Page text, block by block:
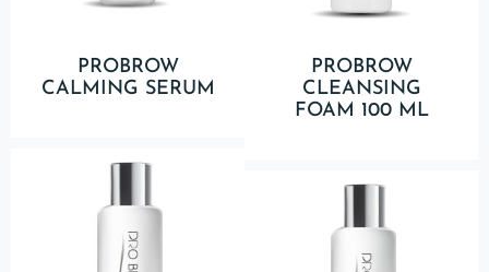
PROBROW
CALMING SERUM
PROBROW
CLEANSING
FOAM 100 ML